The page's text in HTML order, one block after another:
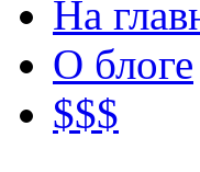
На
О блоге
$$$